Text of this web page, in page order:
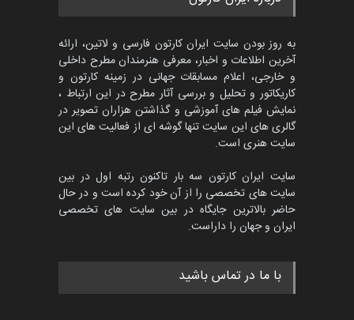
به روز بودن سایت ایران کارتون فارسی و لاتین، ارائه
آخرین اطلاعات و اخبار، معرفی هنرمندان مطرح داخلی
و خارجی، اعلام مسابقات جهانی در زمینه کارتون و
کاریکاتور و تحلیل و بررسی آثار مطرح در این ارتباط ،
نمایش فیلم های آموزشی و گذاشتن هزاران تصویر در
گالری های این سایت تنها گوشه ای از فعالیت های این
سایت هنری است.
سایت ایران کارتون سه بار تاکنون رتبه اول در بین
سایت های تخصصی را از آن خود کرده است و در حال
حاضر بالاترین جایگاه در بین سایت های تخصصی
ایران و جهان را داراست.
با ما در تماس باشید